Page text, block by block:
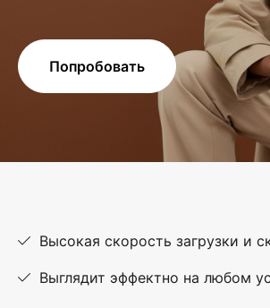
Попробовать
Высокая скорость загрузки и
Выглядит эффектно на любом